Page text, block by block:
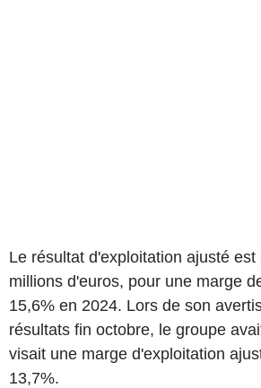
Le résultat d'exploitation ajusté
millions d'euros, pour une marge
15,6% en 2024. Lors de son
résultats fin octobre, le groupe
visait une marge d'exploitation
13,7%.